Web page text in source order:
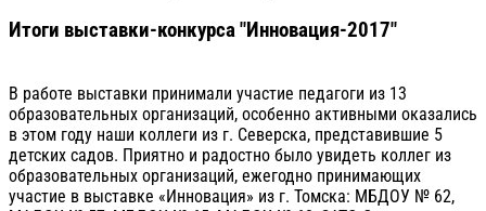
Итоги выставки-конкурса "Инновация-2017"
В работе выставки принимали участие педагоги из 13
образовательных организаций, особенно активными оказались
в этом году наши коллеги из г. Северска, представившие 5
детских садов. Приятно и радостно было увидеть коллег из
образовательных организаций, ежегодно принимающих
участие в выставке «Инновация» из г. Томска: МБДОУ № 62,